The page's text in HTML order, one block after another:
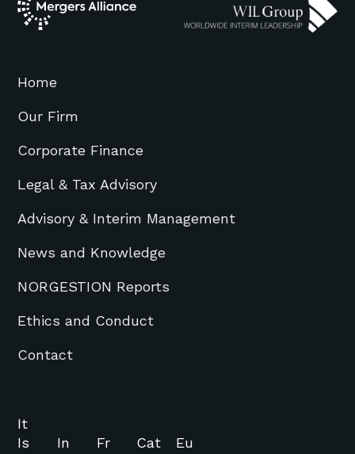
Home
Our Firm
Corporate Finance
Legal & Tax Advisory
Advisory & Interim Management
News and Knowledge
NORGESTION Reports
Ethics and Conduct
Contact
It
Is
In Fr Cat
Eu